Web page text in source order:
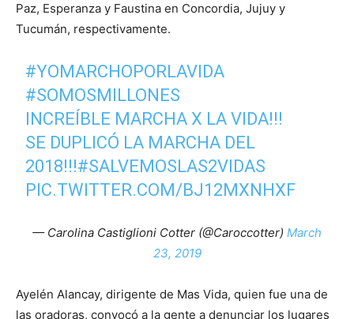
Paz, Esperanza y Faustina en Concordia, Jujuy y
Tucumán, respectivamente.
#YOMARCHOPORLAVIDA
#SOMOSMILLONES
INCREÍBLE MARCHA X LA VIDA!!!
SE DUPLICÓ LA MARCHA DEL
2018!!!#SALVEMOSLAS2VIDAS
PIC.TWITTER.COM/BJ12MXNHXF
— Carolina Castiglioni Cotter (@Caroccotter) March
23, 2019
Ayelén Alancay, dirigente de Mas Vida, quien fue una de
las oradoras, convocó a la gente a denunciar los lugares